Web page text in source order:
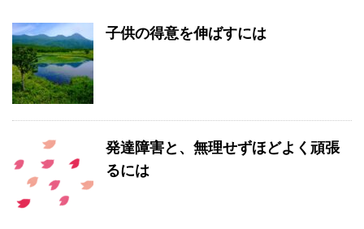
子供の得意を伸ばすには
発達障害と、無理せずほどよく頑張
るには